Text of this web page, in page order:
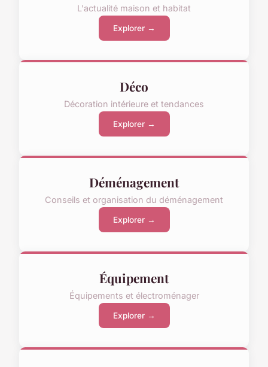
L'actualité maison et habitat
Explorer →
Déco
Décoration intérieure et tendances
Explorer →
Déménagement
Conseils et organisation du déménagement
Explorer →
Équipement
Équipements et électroménager
Explorer →